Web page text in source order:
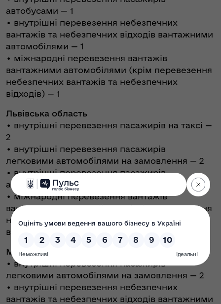
автобусами — 1
• внутрішні перевезення небезпечних
вантажів та небезпечних відходів вантажними
автомобілями — 1
• міжнародні перевезення вантажів
вантажними автомобілями (крім перевезення
небезпечних вантажів та небезпечних
відходів) — 1
Львівська область
• внутрішні перевезення пасажирів на таксі —
2
• внутрішні перевезення пасажирів
легковими автомобілями на замовлення — 2
• внутрішні перевезення пасажирів
автобусами — 1
• міжнародні перевезення вантажів
вантажними автомобілями (крім перевезення
небезпечних вантажів та небезпечних
відходів) — 6
Миколаївська область
• внутрішні перевезення пасажирів
легковими автомобілями на замовлення — 2
• внутрішні перевезення небезпечних
вантажів та небезпечних відходів вантажними